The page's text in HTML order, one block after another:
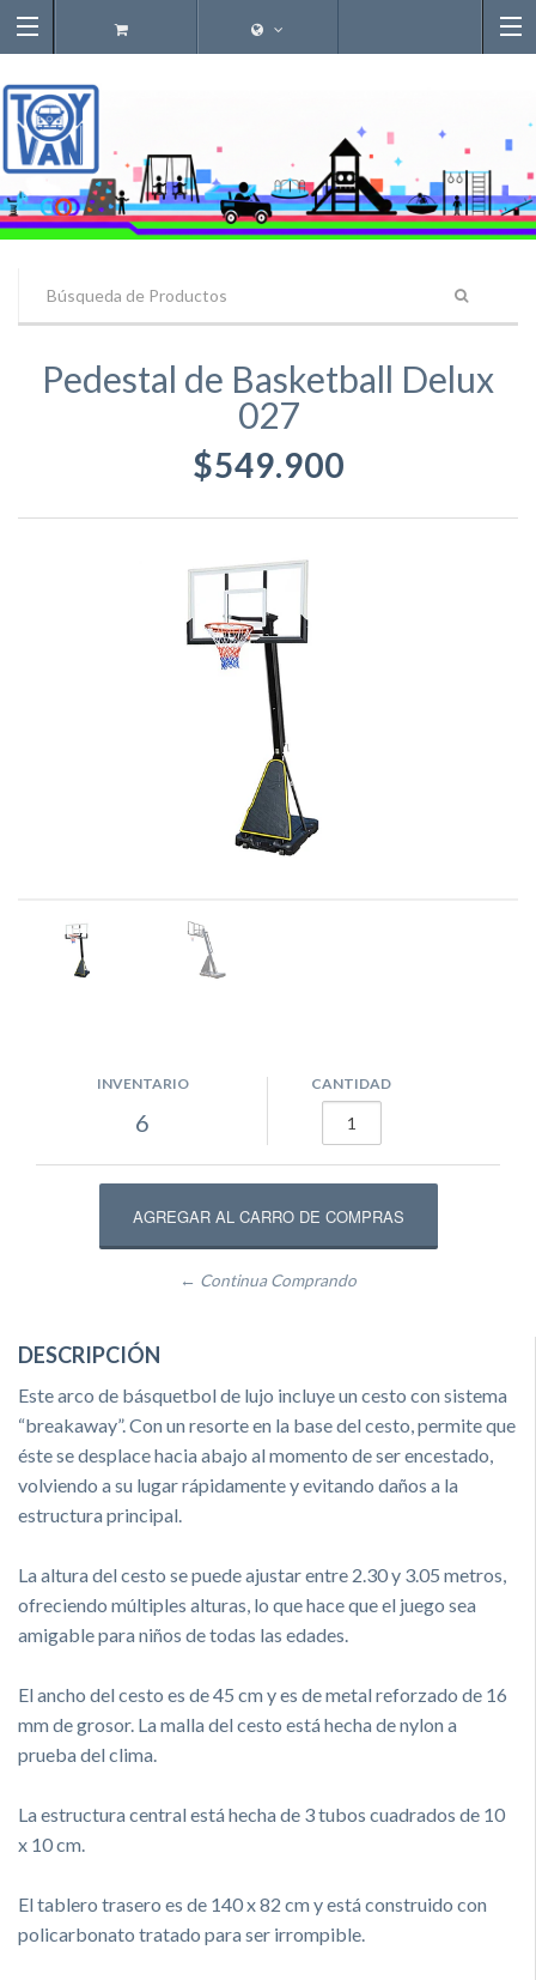
Pedestal de Basketball Delux
027
$549.900
INVENTARIO
6
CANTIDAD
← Continua Comprando
DESCRIPCIÓN
Este arco de básquetbol de lujo incluye un cesto con sistema
“breakaway”. Con un resorte en la base del cesto, permite que
éste se desplace hacia abajo al momento de ser encestado,
volviendo a su lugar rápidamente y evitando daños a la
estructura principal.
La altura del cesto se puede ajustar entre 2.30 y 3.05 metros,
ofreciendo múltiples alturas, lo que hace que el juego sea
amigable para niños de todas las edades.
El ancho del cesto es de 45 cm y es de metal reforzado de 16
mm de grosor. La malla del cesto está hecha de nylon a
prueba del clima.
La estructura central está hecha de 3 tubos cuadrados de 10
x 10 cm.
El tablero trasero es de 140 x 82 cm y está construido con
policarbonato tratado para ser irrompible.